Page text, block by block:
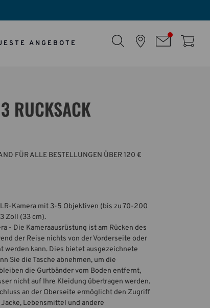
ANGEBOTE
RUCKSACK
FÜR ALLE BESTELLUNGEN ÜBER 120 €
Kamera mit 3-5 Objektiven (bis zu 70-200
Zoll (33 cm).
- Die Kameraausrüstung ist am Rücken des
der Reise nichts von der Vorderseite oder
werden kann. Dies bietet ausgezeichnete
Sie die Tasche abnehmen, um die
die Gurtbänder vom Boden entfernt,
nicht auf Ihre Kleidung übertragen werden.
an der Oberseite ermöglicht den Zugriff
Lebensmittel und andere